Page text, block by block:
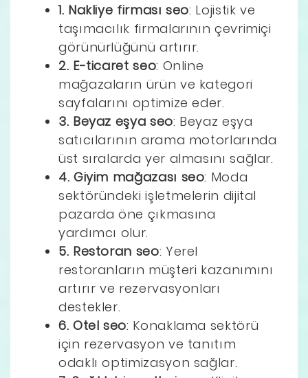
1. Nakliye firması seo: Lojistik ve
taşımacılık firmalarının çevrimiçi
görünürlüğünü artırır.
2. E-ticaret seo: Online
mağazaların ürün ve kategori
sayfalarını optimize eder.
3. Beyaz eşya seo: Beyaz eşya
satıcılarının arama motorlarında
üst sıralarda yer almasını sağlar.
4. Giyim mağazası seo: Moda
sektöründeki işletmelerin dijital
pazarda öne çıkmasına
yardımcı olur.
5. Restoran seo: Yerel
restoranların müşteri kazanımını
artırır ve rezervasyonları
destekler.
6. Otel seo: Konaklama sektörü
için rezervasyon ve tanıtım
odaklı optimizasyon sağlar.